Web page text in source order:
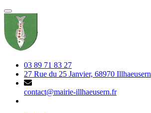
03 89 71 83 27
27 Rue du 25 Janvier, 68970 Illhaeusern
contact@mairie-illhaeusern.fr